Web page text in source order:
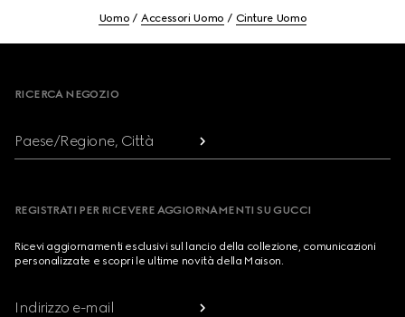
Uomo Accessori Uomo Cinture Uomo
RICERCA NEGOZIO
Paese/Regione, Città
REGISTRATI PER RICEVERE AGGIORNAMENTI SU GUCCI
Ricevi aggiornamenti esclusivi sul lancio della collezione, comunicazioni
personalizzate e scopri le ultime novità della Maison.
Indirizzo e-mail